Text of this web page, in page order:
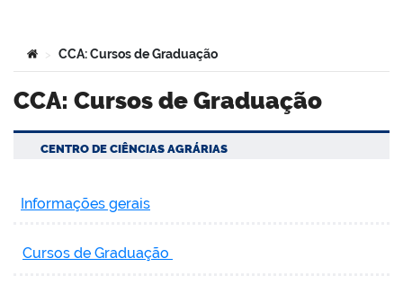
Você está aqui:
> CCA: Cursos de Graduação
CCA: Cursos de Graduação
CENTRO DE CIÊNCIAS AGRÁRIAS
Informações gerais
Cursos de Graduação